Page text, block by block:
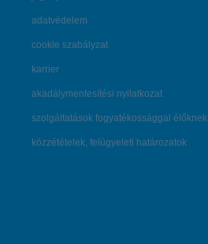
adatvédelem
cookie szabályzat
karrier
akadálymentesítési nyilatkozat
szolgáltatások fogyatékossággal élőknek
közzétételek, felügyeleti határozatok